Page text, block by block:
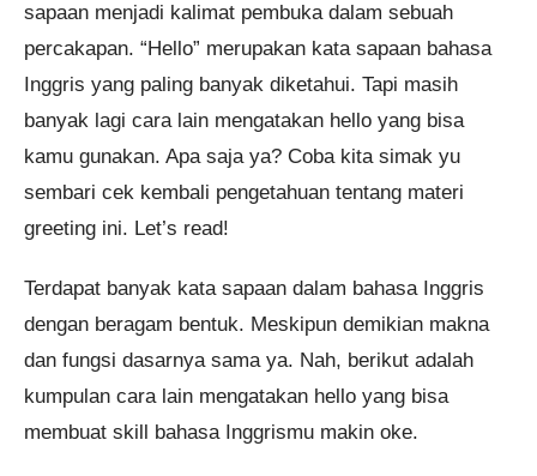
sapaan menjadi kalimat pembuka dalam sebuah
percakapan. “Hello” merupakan kata sapaan bahasa
Inggris yang paling banyak diketahui. Tapi masih
banyak lagi cara lain mengatakan hello yang bisa
kamu gunakan. Apa saja ya? Coba kita simak yu
sembari cek kembali pengetahuan tentang materi
greeting ini. Let’s read!
Terdapat banyak kata sapaan dalam bahasa Inggris
dengan beragam bentuk. Meskipun demikian makna
dan fungsi dasarnya sama ya. Nah, berikut adalah
kumpulan cara lain mengatakan hello yang bisa
membuat skill bahasa Inggrismu makin oke.
Pendaftaran
Mega Aulia Putri dari